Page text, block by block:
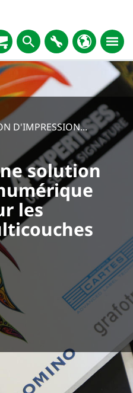
D'IMPRESSION...
solution
les